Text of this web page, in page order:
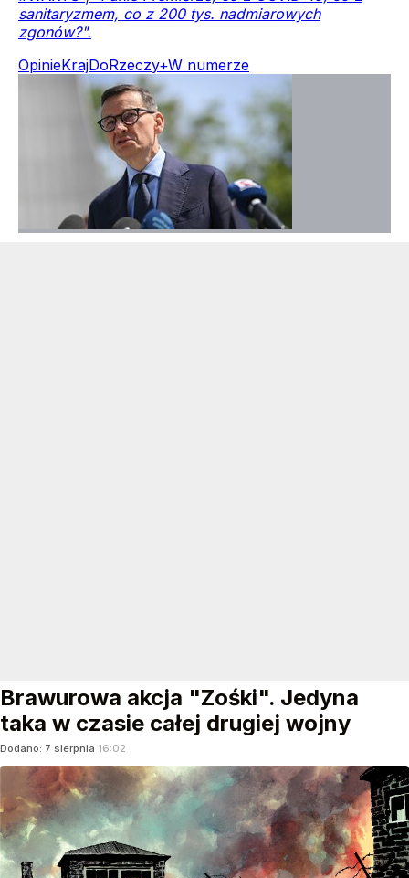
sanitaryzmem, co z 200 tys. nadmiarowych
zgonów?".
OpinieKrajDoRzeczy+W numerze
Brawurowa akcja "Zośki". Jedyna
taka w czasie całej drugiej wojny
Dodano: 7 sierpnia 16:02